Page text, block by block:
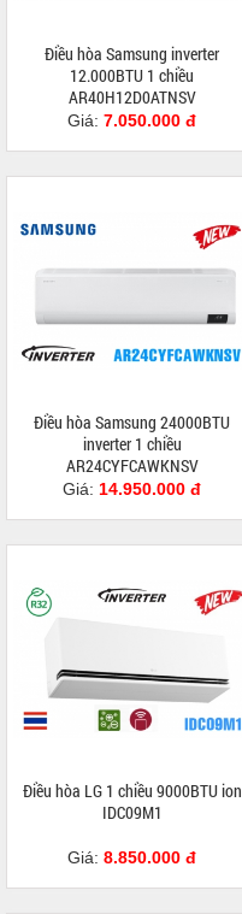
Điều hòa Samsung inverter
12.000BTU 1 chiều
AR40H12D0ATNSV
Giá: 7.050.000 đ
Điều hòa Samsung 24000BTU
inverter 1 chiều
AR24CYFCAWKNSV
Giá: 14.950.000 đ
Điều hòa LG 1 chiều 9000BTU ion
IDC09M1
Giá: 8.850.000 đ